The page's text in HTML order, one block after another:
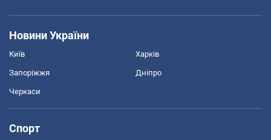
Новини України
Київ Харків
Запоріжжя Дніпро
Черкаси
Спорт